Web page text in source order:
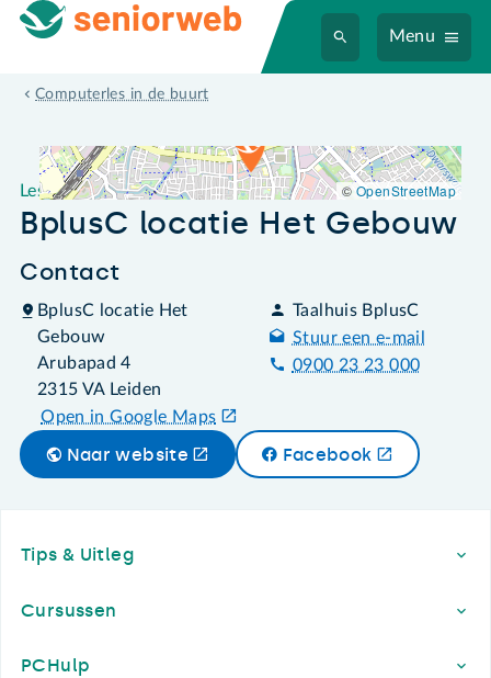
Menu
Computerles in de buurt
Leslocatie BplusC locatie Het Gebouw
Leslocatie
BplusC locatie Het Gebouw
Contact
BplusC locatie Het
Gebouw
Arubapad 4
2315 VA Leiden
Open in Google Maps
Taalhuis BplusC
Stuur een e-mail
0900 23 23 000
Naar website Facebook
©OpenStreetMap
Tips & Uitleg
Cursussen
PCHulp